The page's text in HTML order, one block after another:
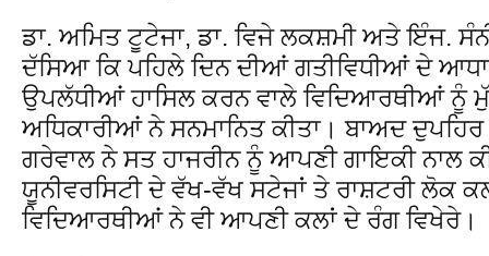
ਡਾ. ਅਮਿਤ ਟੂਟੇਜਾ, ਡਾ. ਵਿਜੇ ਲਕਸ਼ਮੀ ਅਤੇ ਇੰਜ.
ਦੱਸਿਆ ਕਿ ਪਹਿਲੇ ਦਿਨ ਦੀਆਂ ਗਤੀਵਿਧੀਆਂ ਦੇ
ਉਪਲੱਧੀਆਂ ਹਾਸਿਲ ਕਰਨ ਵਾਲੇ ਵਿਦਿਆਰਥੀਆਂ ਨੂੰ
ਅਧਿਕਾਰੀਆਂ ਨੇ ਸਨਮਾਨਿਤ ਕੀਤਾ। ਬਾਅਦ
ਗਰੇਵਾਲ ਨੇ ਸਤ ਹਾਜਰੀਨ ਨੂੰ ਆਪਣੀ ਗਾਇਕੀ ਨਾਲ
ਯੂਨੀਵਰਸਿਟੀ ਦੇ ਵੱਖ-ਵੱਖ ਸਟੇਜਾਂ ਤੇ ਰਾਸ਼ਟਰੀ ਲੋਕ
ਵਿਦਿਆਰਥੀਆਂ ਨੇ ਵੀ ਆਪਣੀ ਕਲਾਂ ਦੇ ਰੰਗ ਵਿਖੇਰੇ।